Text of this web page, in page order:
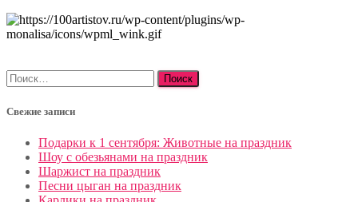
Найти:
Свежие записи
Подарки к 1 сентября: Животные на праздник
Шоу с обезьянами на праздник
Шаржист на праздник
Песни цыган на праздник